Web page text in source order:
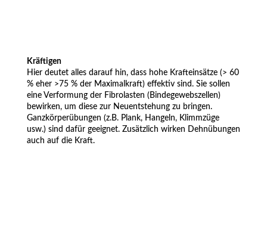
Kräftigen
Hier deutet alles darauf hin, dass hohe Krafteinsätze (> 60
% eher >75 % der Maximalkraft) effektiv sind. Sie sollen
eine Verformung der Fibrolasten (Bindegewebszellen)
bewirken, um diese zur Neuentstehung zu bringen.
Ganzkörperübungen (z.B. Plank, Hangeln, Klimmzüge
usw.) sind dafür geeignet. Zusätzlich wirken Dehnübungen
auch auf die Kraft.